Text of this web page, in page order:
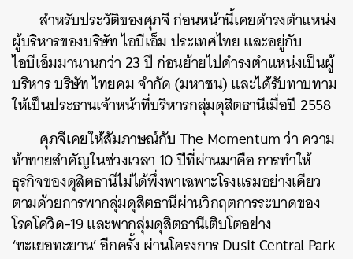
สำหรับประวัติของศุภจี ก่อนหน้านี้เคยดำรงตำแหน่ง
ผู้บริหารของบริษัท ไอบีเอ็ม ประเทศไทย และอยู่กับ
ไอบีเอ็มมานานกว่า 23 ปี ก่อนย้ายไปดำรงตำแหน่งเป็นผู้
บริหาร บริษัท ไทยคม จํากัด (มหาชน) และได้รับทาบทาม
ให้เป็นประธานเจ้าหน้าที่บริหารกลุ่มดุสิตธานีเมื่อปี 2558
ศุภจีเคยให้สัมภาษณ์กับ The Momentum ว่า ความ
ท้าทายสำคัญในช่วงเวลา 10 ปีที่ผ่านมาคือ การทำให้
ธุรกิจของดุสิตธานีไม่ได้พึ่งพาเฉพาะโรงแรมอย่างเดียว
ตามด้วยการพากลุ่มดุสิตธานีผ่านวิกฤตการระบาดของ
โรคโควิด-19 และพากลุ่มดุสิตธานีเติบโตอย่าง
‘ทะเยอทะยาน’ อีกครั้ง ผ่านโครงการ Dusit Central Park